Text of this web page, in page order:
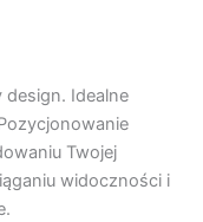
Idealne
Twojej
widoczności i